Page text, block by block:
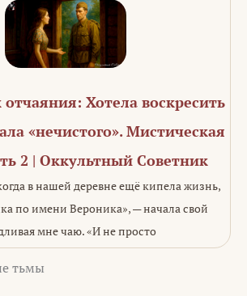
Хотела воскресить
«нечистого». Мистическая
2 | Оккультный Советник
в нашей деревне ещё кипела жизнь,
по имени Вероника», — начала свой
мне чаю. «И не просто
тьмы